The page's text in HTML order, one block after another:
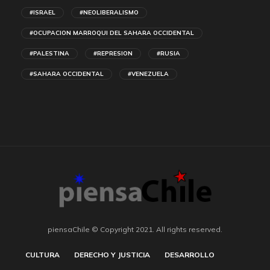
#ISRAEL #NEOLIBERALISMO
#OCUPACION MARROQUI DEL SAHARA OCCIDENTAL
#PALESTINA #REPRESION #RUSIA
#SAHARA OCCIDENTAL #VENEZUELA
piensaChile © Copyright 2021. All rights reserved.
CULTURA DERECHO Y JUSTICIA DESARROLLO